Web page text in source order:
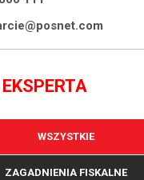
WSZYSTKIE
ZAGADNIENIA FISKALNE